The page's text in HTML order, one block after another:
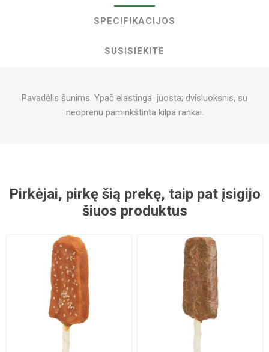
SPECIFIKACIJOS
SUSISIEKITE
Pavadėlis šunims. Ypač elastinga juosta; dvisluoksnis, su
neoprenu paminkštinta kilpa rankai.
Pirkėjai, pirkę šią prekę, taip pat įsigijo
šiuos produktus